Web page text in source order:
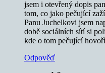
jsem i otevřený dopis
tom, co jako pečující
Panu Juchelkovi jsem
době sociálních sítí si
kde o tom pečující
Odpověď